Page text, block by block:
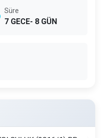
Süre
7 GECE- 8 GÜN